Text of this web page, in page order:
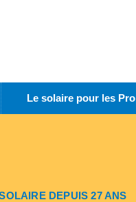
Le solaire pour les Pro
DEPUIS 27 ANS